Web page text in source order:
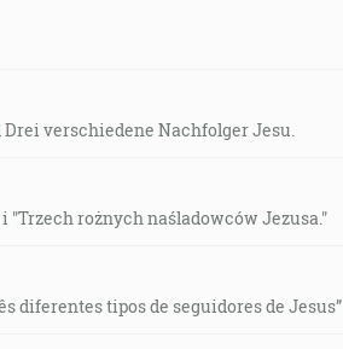
Drei verschiedene Nachfolger Jesu.
"Trzech rożnych naśladowców Jezusa."
diferentes tipos de seguidores de Jesus”